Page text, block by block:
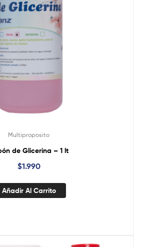
Multiproposito
Jabón de Glicerina – 1 lt
$1.990
Añadir Al Carrito